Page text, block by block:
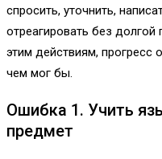
спросить, уточнить,
отреагировать без долгой
этим действиям,
чем мог бы.
Ошибка 1. Учить
предмет